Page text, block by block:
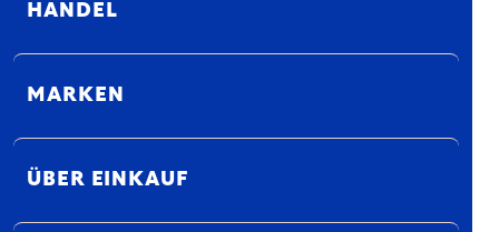
HANDEL
MARKEN
ÜBER EINKAUF